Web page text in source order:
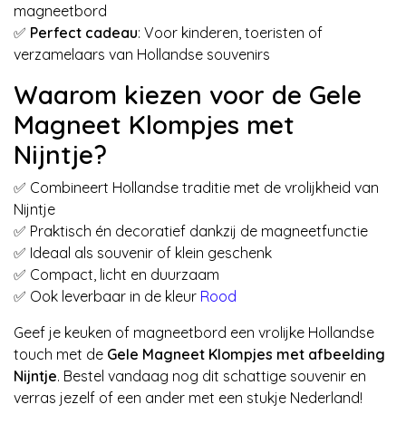
magneetbord
✅ Perfect cadeau: Voor kinderen, toeristen of
verzamelaars van Hollandse souvenirs
Waarom kiezen voor de Gele
Magneet Klompjes met
Nijntje?
✅ Combineert Hollandse traditie met de vrolijkheid van
Nijntje
✅ Praktisch én decoratief dankzij de magneetfunctie
✅ Ideaal als souvenir of klein geschenk
✅ Compact, licht en duurzaam
✅ Ook leverbaar in de kleur Rood
Geef je keuken of magneetbord een vrolijke Hollandse
touch met de Gele Magneet Klompjes met afbeelding
Nijntje. Bestel vandaag nog dit schattige souvenir en
verras jezelf of een ander met een stukje Nederland!